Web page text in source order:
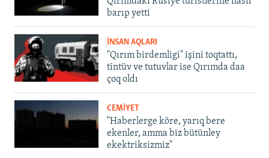
barıp yetti
İNSAN AQLARI
"Qırım birdemligi" işini toqtattı,
tintüv ve tutuvlar ise Qırımda daa
çoq oldı
CEMİYET
"Haberlerge köre, yarıq bere
ekenler, amma biz bütünley
ekektriksizmiz"